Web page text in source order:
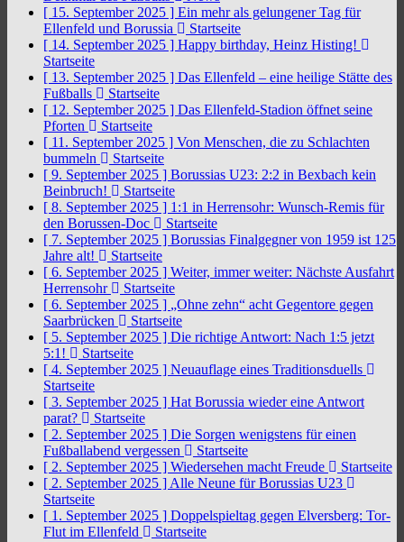
[ 15. September 2025 ] Ein mehr als gelungener Tag für
Ellenfeld und Borussia
Startseite
[ 14. September 2025 ] Happy birthday, Heinz Histing!
Startseite
[ 13. September 2025 ] Das Ellenfeld – eine heilige Stätte des
Fußballs
Startseite
[ 12. September 2025 ] Das Ellenfeld-Stadion öffnet seine
Pforten
Startseite
[ 11. September 2025 ] Von Menschen, die zu Schlachten
bummeln
Startseite
[ 9. September 2025 ] Borussias U23: 2:2 in Bexbach kein
Beinbruch!
Startseite
[ 8. September 2025 ] 1:1 in Herrensohr: Wunsch-Remis für
den Borussen-Doc
Startseite
[ 7. September 2025 ] Borussias Finalgegner von 1959 ist 125
Jahre alt!
Startseite
[ 6. September 2025 ] Weiter, immer weiter: Nächste Ausfahrt
Herrensohr
Startseite
[ 6. September 2025 ] „Ohne zehn“ acht Gegentore gegen
Saarbrücken
Startseite
[ 5. September 2025 ] Die richtige Antwort: Nach 1:5 jetzt
5:1!
Startseite
[ 4. September 2025 ] Neuauflage eines Traditionsduells
Startseite
[ 3. September 2025 ] Hat Borussia wieder eine Antwort
parat?
Startseite
[ 2. September 2025 ] Die Sorgen wenigstens für einen
Fußballabend vergessen
Startseite
[ 2. September 2025 ] Wiedersehen macht Freude
Startseite
[ 2. September 2025 ] Alle Neune für Borussias U23
Startseite
[ 1. September 2025 ] Doppelspieltag gegen Elversberg: Tor-
Flut im Ellenfeld
Startseite